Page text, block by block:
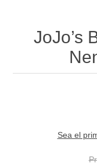
JoJo’s
Sea el